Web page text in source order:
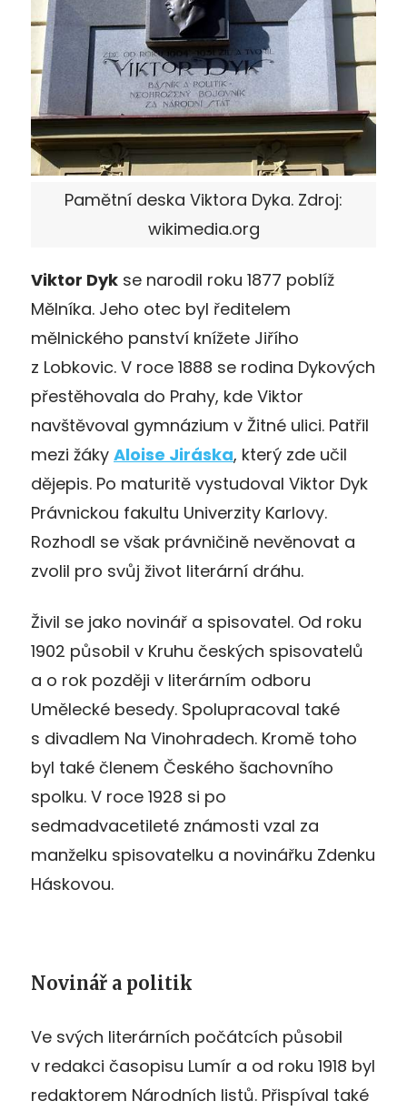
Pamětní deska Viktora Dyka. Zdroj:
wikimedia.org
Viktor Dyk se narodil roku 1877 poblíž
Mělníka. Jeho otec byl ředitelem
mělnického panství knížete Jiřího
z Lobkovic. V roce 1888 se rodina Dykových
přestěhovala do Prahy, kde Viktor
navštěvoval gymnázium v Žitné ulici. Patřil
mezi žáky Aloise Jiráska, který zde učil
dějepis. Po maturitě vystudoval Viktor Dyk
Právnickou fakultu Univerzity Karlovy.
Rozhodl se však právničině nevěnovat a
zvolil pro svůj život literární dráhu.
Živil se jako novinář a spisovatel. Od roku
1902 působil v Kruhu českých spisovatelů
a o rok později v literárním odboru
Umělecké besedy. Spolupracoval také
s divadlem Na Vinohradech. Kromě toho
byl také členem Českého šachovního
spolku. V roce 1928 si po
sedmadvacetileté známosti vzal za
manželku spisovatelku a novinářku Zdenku
Háskovou.
Novinář a politik
Ve svých literárních počátcích působil
v redakci časopisu Lumír a od roku 1918 byl
redaktorem Národních listů. Přispíval také